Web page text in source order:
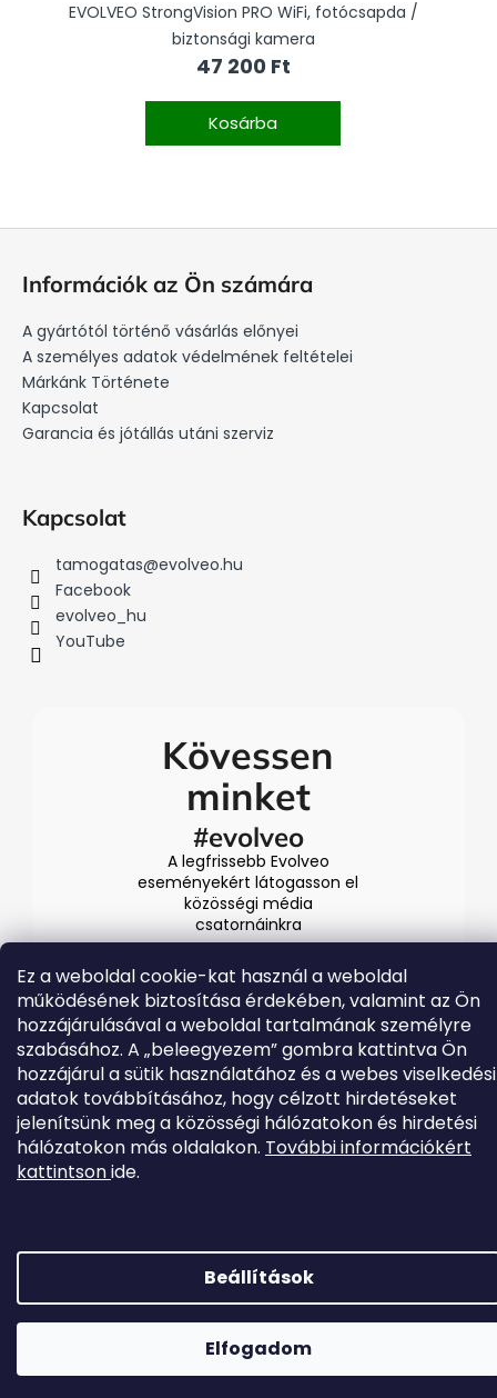
Ez a weboldal cookie-kat használ a weboldal
működésének biztosítása érdekében, valamint az Ön
hozzájárulásával a weboldal tartalmának személyre
szabásához. A „beleegyezem” gombra kattintva Ön
hozzájárul a sütik használatához és a webes viselkedési
adatok továbbításához, hogy célzott hirdetéseket
jelenítsünk meg a közösségi hálózatokon és hirdetési
hálózatokon más oldalakon. További információkért
kattintsonide.
Beállítások
Elfogadom
EVOLVEO StrongVision PRO WiFi, fotócsapda /
biztonsági kamera
47 200 Ft
Kosárba
Információk az Ön számára
A gyártótól történő vásárlás előnyei
A személyes adatok védelmének feltételei
Márkánk Története
Kapcsolat
Garancia és jótállás utáni szerviz
Kapcsolat
tamogatas@evolveo.hu
Facebook
evolveo_hu
YouTube
Kövessen
minket
#evolveo
A legfrissebb Evolveo
eseményekért látogasson el
közösségi média
csatornáinkra
Shoptet készítette
Copyright 2026 EVOLVEO.hu. Minden jog fenntartva.